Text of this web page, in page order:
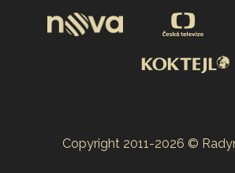
Copyright 2011-2026 ©